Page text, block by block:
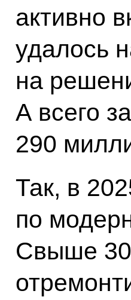
активно
удалось
на
А всего
290
Так, в
по
Свыше